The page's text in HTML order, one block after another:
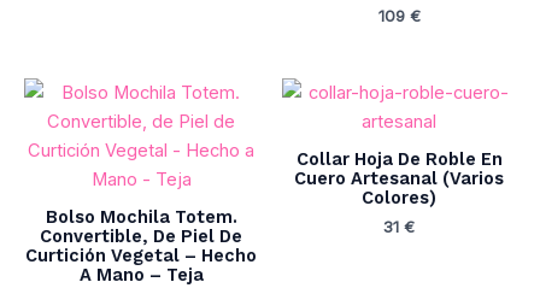
109 €
Bolso Mochila Totem.
Convertible, De Piel De
Curtición Vegetal – Hecho
A Mano – Teja
Collar Hoja De Roble En
Cuero Artesanal (Varios
Colores)
31 €